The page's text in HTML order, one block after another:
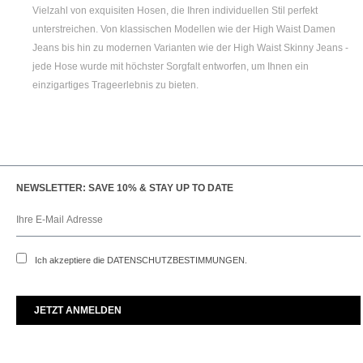
Vielzahl von exquisiten Hosen, die Ihren individuellen Stil perfekt
unterstreichen. Von klassischen Modellen wie der High Waist Damen
Jeans bis hin zu modernen Varianten wie der High Waist Skinny Jeans -
jede Hose wurde mit höchster Sorgfalt entworfen, um Ihnen ein
einzigartiges Trageerlebnis zu bieten.
NEWSLETTER: SAVE 10% & STAY UP TO DATE
Ich akzeptiere die DATENSCHUTZBESTIMMUNGEN